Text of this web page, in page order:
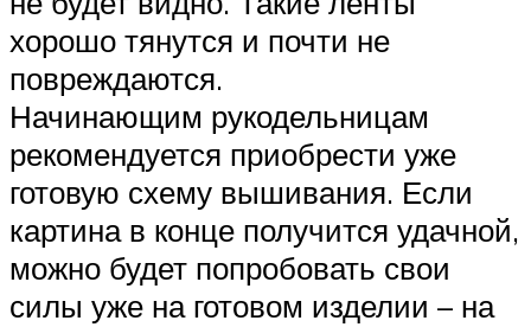
хорошо тянутся и почти не
повреждаются.
Начинающим рукодельницам
рекомендуется приобрести уже
готовую схему вышивания. Если
картина в конце получится удачной,
можно будет попробовать свои
силы уже на готовом изделии – на